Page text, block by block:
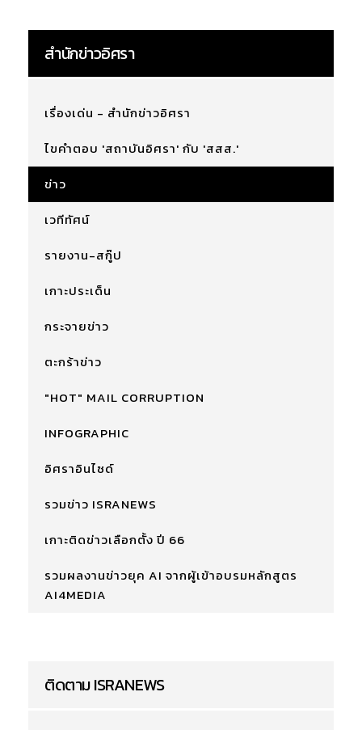
สำนักข่าวอิศรา
เรื่องเด่น - สำนักข่าวอิศรา
ไขคำตอบ 'สถาบันอิศรา' กับ 'สสส.'
ข่าว
เวทีทัศน์
รายงาน-สกู๊ป
เกาะประเด็น
กระจายข่าว
ตะกร้าข่าว
"HOT" MAIL CORRUPTION
INFOGRAPHIC
อิศราอินไซด์
รวมข่าว ISRANEWS
เกาะติดข่าวเลือกตั้ง ปี 66
รวมผลงานข่าวยุค AI จากผู้เข้าอบรมหลักสูตร
AI4MEDIA
ติดตาม ISRANEWS